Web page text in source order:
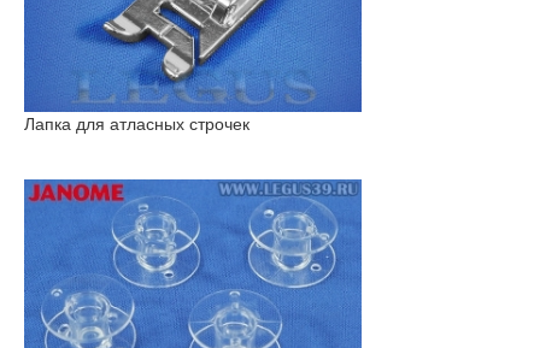
Лапка для атласных строчек